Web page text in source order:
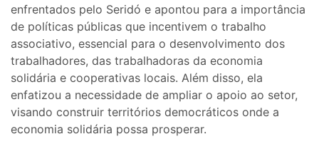
enfrentados pelo Seridó e apontou para a importância
de políticas públicas que incentivem o trabalho
associativo, essencial para o desenvolvimento dos
trabalhadores, das trabalhadoras da economia
solidária e cooperativas locais. Além disso, ela
enfatizou a necessidade de ampliar o apoio ao setor,
visando construir territórios democráticos onde a
economia solidária possa prosperar.